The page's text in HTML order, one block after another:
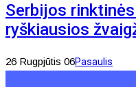
Serbijos
ryškiausios
26 Rugpjūtis 06Pasaulis